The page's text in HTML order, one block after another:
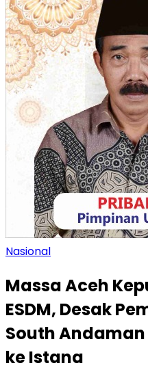
Nasional
Massa Aceh
ESDM, Desak
South
ke Istana